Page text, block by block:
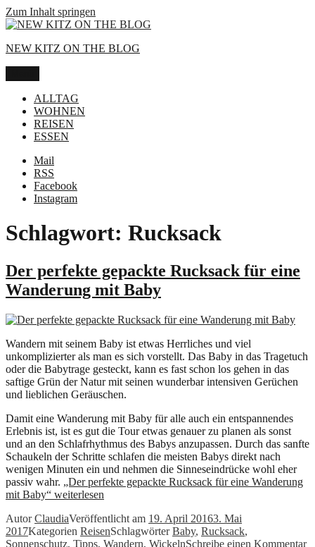
Zum Inhalt springen
NEW KITZ ON THE BLOG
ALLTAG
WOHNEN
REISEN
ESSEN
Mail
RSS
Facebook
Instagram
Schlagwort: Rucksack
Der perfekte gepackte Rucksack für eine
Wanderung mit Baby
Wandern mit seinem Baby ist etwas Herrliches und viel
unkomplizierter als man es sich vorstellt. Das Baby in das Tragetuch
oder die Babytrage gesteckt, kann es fast schon los gehen in das
saftige Grün der Natur mit seinen wunderbar intensiven Gerüchen
und lieblichen Geräuschen.
Damit eine Wanderung mit Baby für alle auch ein entspannendes
Erlebnis ist, ist es gut die Tour etwas genauer zu planen als sonst
und an den Schlafrhythmus des Babys anzupassen. Durch das sanfte
Schaukeln der Schritte schlafen die meisten Babys direkt nach
wenigen Minuten ein und nehmen die Sinneseindrücke wohl eher
passiv wahr. „Der perfekte gepackte Rucksack für eine Wanderung
mit Baby“ weiterlesen
AutorClaudiaVeröffentlicht am 19. April 20163. Mai
2017Kategorien ReisenSchlagwörterBaby, Rucksack,
Sonnenschutz, Tipps, Wandern, WickelnSchreibe einen Kommentar